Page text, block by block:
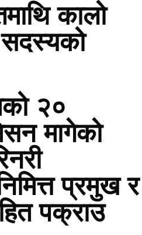
कालो
सदस्यको
२०
मागेको
प्रमुख र
पक्राउ